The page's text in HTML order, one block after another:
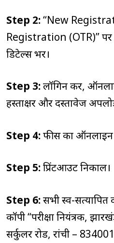
Step 2:“New
Registration (OTR)”
डिटेल्स भरें।
Step 3:लॉगिन करें,
हस्ताक्षर और दस्तावेज
Step 4:फीस का ऑनलाइन
Step 5:प्रिंटआउट निकालें।
Step 6:सभी स्व-सत्यापित
कॉपी “परीक्षा नियंत्रक,
सर्कुलर रोड, रांची –